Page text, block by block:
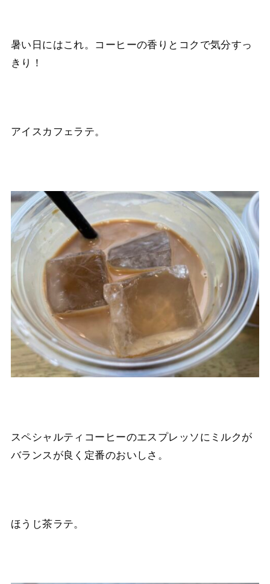
暑い日にはこれ。コーヒーの香りとコクで気分すっ
きり！
アイスカフェラテ。
スペシャルティコーヒーのエスプレッソにミルクが
バランスが良く定番のおいしさ。
ほうじ茶ラテ。